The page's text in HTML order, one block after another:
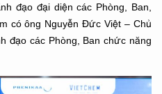
đạo đại diện các Phòng, Ban,
có ông Nguyễn Đức Việt – Chủ
đạo các Phòng, Ban chức năng